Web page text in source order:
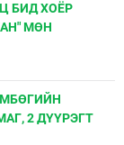
БИД ХОЁР
МӨН
2 ДҮҮРЭГТ